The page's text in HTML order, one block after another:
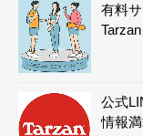
有料
公式
情報